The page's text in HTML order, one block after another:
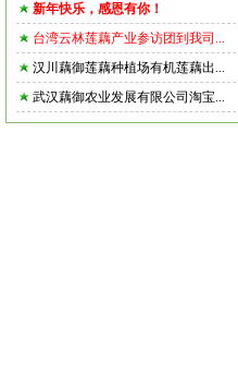
新年快乐，感恩有你！
台湾云林莲藕产业参访团到我司...
汉川藕御莲藕种植场有机莲藕出...
武汉藕御农业发展有限公司淘宝...